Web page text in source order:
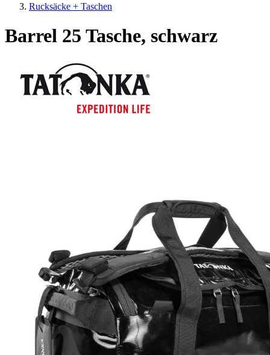
Rucksäcke + Taschen
Barrel 25 Tasche, schwarz